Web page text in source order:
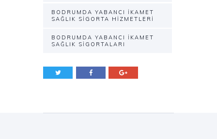
BODRUMDA YABANCI İKAMET
SAĞLIK SIGORTA HIZMETLERI
BODRUMDA YABANCI İKAMET
SAĞLIK SIGORTALARI